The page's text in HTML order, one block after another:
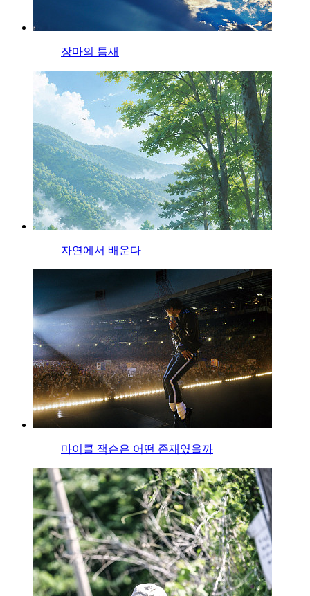
장마의 틈새
자연에서 배운다
마이클 잭슨은 어떤 존재였을까